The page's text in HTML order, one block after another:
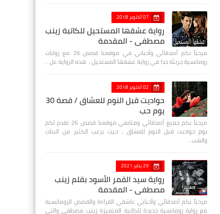
07 أكتوبر 2018
رواية عشقها المستحيل للكاتبة زينب
مصطفي - المقدمة
مرحباً بكم أصدقائي وأحبابي في موقعنا قصص 26 مع روايات
رومانسية جريئة جدا في رواية عشقها المستحيل ، هذه الرواية عل…
02 أكتوبر 2018
حواديت قبل النوم للعشاق / قصة 30
يوم حب
مرحباً بكم جميع أصدقائي ومتابعي موقعنا قصص 26 نقدم لكم
يوم حواديت قبل النوم للعشاق ، حيث يرغب الكثير من البنات
والشب…
29 يناير 2021
رواية سيد القمر الأسود بقلم زينب
مصطفي - المقدمة
مرحباً بكم أصدقائي وأحبابي عاشقي القراءة والقصص الرومانسية
مع رواية رومانسية جديدة للكاتبة المتميزة زينب مصطفى والتي